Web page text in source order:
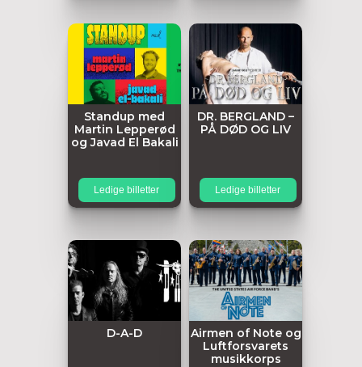
Standup med
Martin Lepperød
og Javad El Bakali
Ledige billetter
DR. BERGLAND –
PÅ DØD OG LIV
Ledige billetter
D-A-D
Airmen of Note og
Luftforsvarets
musikkorps